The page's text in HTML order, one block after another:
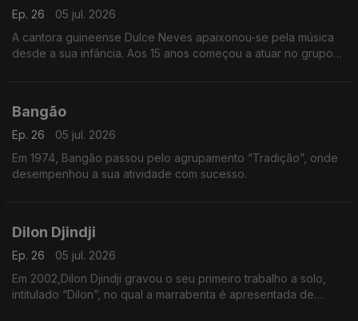
Ep. 26
05 jul. 2026
A cantora guineense Dulce Neves apaixonou-se pela música
desde a sua infância. Aos 15 anos começou a atuar no grupo
Bangão
Ep. 26
05 jul. 2026
Em 1974, Bangão passou pelo agrupamento “Tradição”, onde
desempenhou a sua atividade com sucesso.
Dilon Djindji
Ep. 26
05 jul. 2026
Em 2002,Dilon Djindji gravou o seu primeiro trabalho a solo,
intitulado “Dilon”, no qual a marrabenta é apresentada de